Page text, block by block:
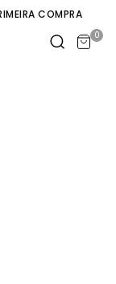
COMPRA
0